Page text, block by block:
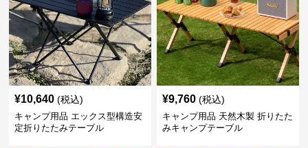
¥10,640 (税込)
キャンプ用品 エックス型構造安
定折りたたみテーブル
¥9,760 (税込)
キャンプ用品 天然木製 折りたた
みキャンプテーブル